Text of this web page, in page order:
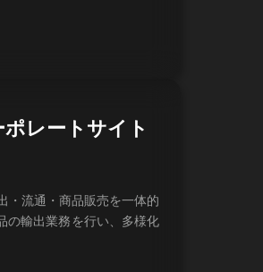
レートサイト
・流通・商品販売を一体的
の輸出業務を行い、多様化